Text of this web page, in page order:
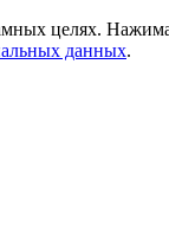
целях.
данных.